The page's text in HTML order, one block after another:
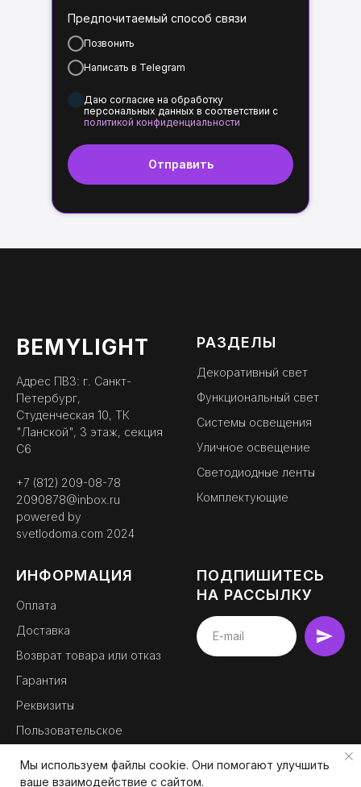
официальный партнер
BEMYLIGHT
Предпочитаемый способ связи
Позвонить
Написать в Telegram
Даю согласие на обработку
персональных данных в соответствии с
политикой конфиденциальности
Отправить
Мы используем файлы cookie. Они помогают улучшить
ваше взаимодействие с сайтом.
BEMYLIGHT
Адрес ПВЗ: г. Санкт-
Петербург,
Студенческая 10, ТК
"Ланской", 3 этаж, секция
С6
+7 (812) 209-08-78
2090878@inbox.ru
powered by
svetlodoma.com 2024
РАЗДЕЛЫ
Декоративный свет
Функциональный свет
Системы освещения
Уличное освещение
Светодиодные ленты
Комплектующие
ИНФОРМАЦИЯ
Оплата
Доставка
Возврат товара или отказ
Гарантия
Реквизиты
Пользовательское
соглашение
Контакты
ПОДПИШИТЕСЬ
НА РАССЫЛКУ